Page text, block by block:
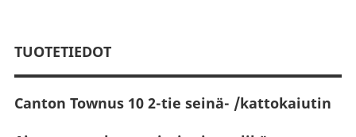
TUOTETIEDOT
Canton Townus 10 2-tie seinä- /kattokaiutin